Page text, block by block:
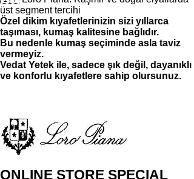
üst segment tercihi
Özel dikim kıyafetlerinizin sizi yıllarca
taşıması, kumaş kalitesine bağlıdır.
Bu nedenle kumaş seçiminde asla taviz
vermeyiz.
Vedat Yetek ile, sadece şık değil, dayanıklı
ve konforlu kıyafetlere sahip olursunuz.
ONLINE STORE SPECIAL